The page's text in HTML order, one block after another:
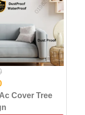
Cover Tree